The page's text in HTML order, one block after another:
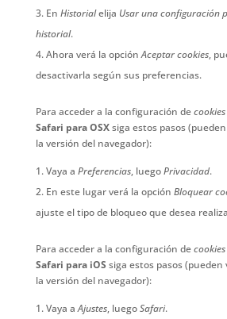
En Historialelija Usar una configuración
historial.
Ahora verá la opciónAceptar cookies,
desactivarla según sus preferencias.
Para acceder a la configuración decookies
Safari para OSXsiga estos pasos
la versión del navegador):
Vaya a Preferencias, luegoPrivacidad.
En este lugar verá la opción Bloquear
ajuste el tipo de bloqueo que desea
Para acceder a la configuración decookies
Safari para iOS siga estos pasos
la versión del navegador):
Vaya aAjustes, luegoSafari.